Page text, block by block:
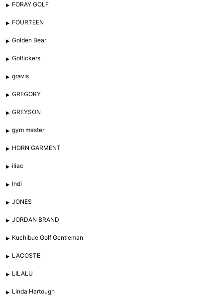
FORAY GOLF
FOURTEEN
Golden Bear
Golfickers
gravis
GREGORY
GREYSON
gym master
HORN GARMENT
iliac
Indi
JONES
JORDAN BRAND
Kuchibue Golf Gentleman
LACOSTE
LILALU
Linda Hartough